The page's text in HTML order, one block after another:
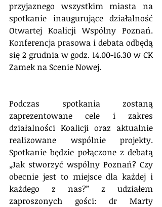
przyjaznego wszystkim miasta na
spotkanie inaugurujące działalność
Otwartej Koalicji Wspólny Poznań.
Konferencja prasowa i debata odbędą
się 2 grudnia w godz. 14.00-16.30 w CK
Zamek na Scenie Nowej.
Podczas spotkania zostaną
zaprezentowane cele i zakres
działalności Koalicji oraz aktualnie
realizowane wspólnie projekty.
Spotkanie będzie połączone z debatą
„Jak stworzyć wspólny Poznań? Czy
obecnie jest to miejsce dla każdej i
każdego z nas?” z udziałem
zaproszonych gości: dr Marty